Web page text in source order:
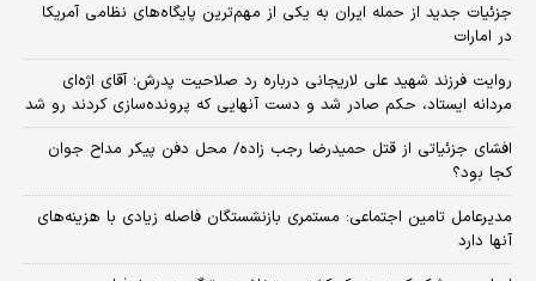
جزئیات جدید از حمله ایران به یکی از مهم‌ترین پایگاه‌های نظامی آمریکا
در امارات
روایت فرزند شهید علی لاریجانی درباره رد صلاحیت پدرش؛ آقای اژه‌ای
مردانه ایستاد، حکم صادر شد و دست آنهایی که پرونده‌سازی کردند رو شد
افشای جزئیاتی از قتل حمیدرضا رجب زاده/ محل دفن پیکر مداح جوان
کجا بود؟
مدیرعامل تامین اجتماعی: مستمری بازنشستگان فاصله زیادی با هزینه‌های
آنها دارد